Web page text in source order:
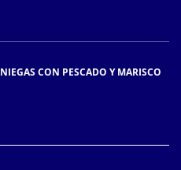
CON PESCADO Y MARISCO